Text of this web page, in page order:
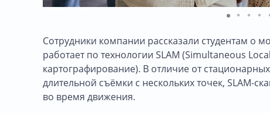
Сотрудники компании рассказали студентам о
работает по технологии SLAM (Simultaneous
картографирование). В отличие от
длительной съёмки с нескольких точек, SLAM-
во время движения.